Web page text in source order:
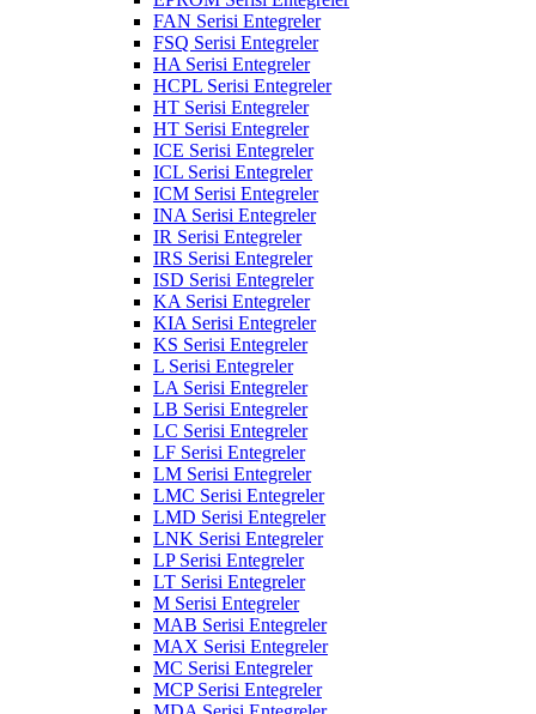
FAN Serisi Entegreler
FSQ Serisi Entegreler
HA Serisi Entegreler
HCPL Serisi Entegreler
HT Serisi Entegreler
HT Serisi Entegreler
ICE Serisi Entegreler
ICL Serisi Entegreler
ICM Serisi Entegreler
INA Serisi Entegreler
IR Serisi Entegreler
IRS Serisi Entegreler
ISD Serisi Entegreler
KA Serisi Entegreler
KIA Serisi Entegreler
KS Serisi Entegreler
L Serisi Entegreler
LA Serisi Entegreler
LB Serisi Entegreler
LC Serisi Entegreler
LF Serisi Entegreler
LM Serisi Entegreler
LMC Serisi Entegreler
LMD Serisi Entegreler
LNK Serisi Entegreler
LP Serisi Entegreler
LT Serisi Entegreler
M Serisi Entegreler
MAB Serisi Entegreler
MAX Serisi Entegreler
MC Serisi Entegreler
MCP Serisi Entegreler